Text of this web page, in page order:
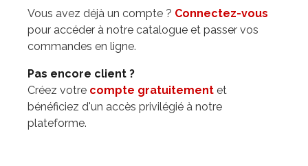
Cuisine et maison
Hygiène et santé
Produits ménagers
Vous avez déjà un compte ? Connectez-vous
pour accéder à notre catalogue et passer vos
commandes en ligne.
Pas encore client ?
Créez votre compte gratuitement et
bénéficiez d'un accès privilégié à notre
plateforme.